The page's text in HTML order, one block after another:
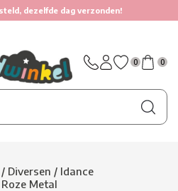
dezelfde dag verzonden!
0 0
/ Diversen / Idance
Metal